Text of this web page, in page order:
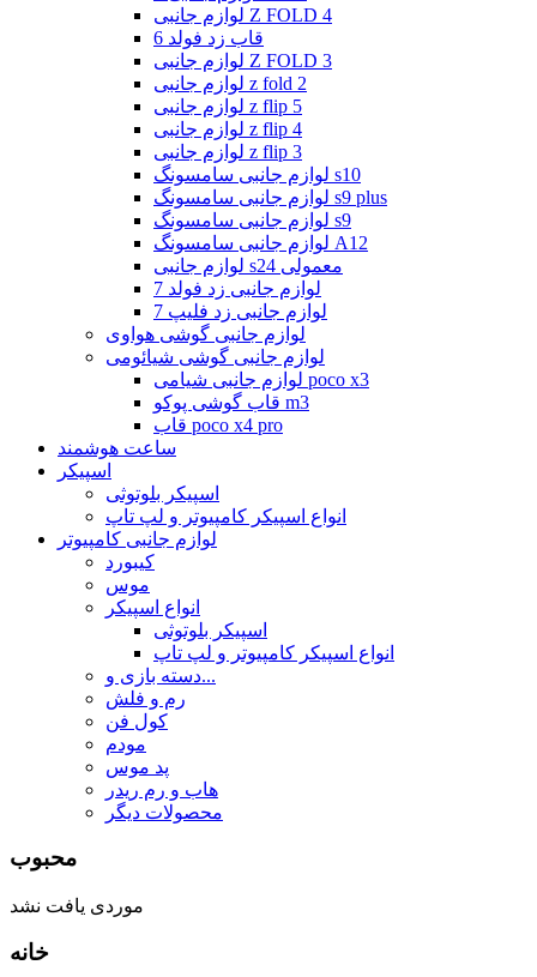
لوازم جانبی Z FOLD 4
قاب زد فولد 6
لوازم جانبی Z FOLD 3
لوازم جانبی z fold 2
لوازم جانبی z flip 5
لوازم جانبی z flip 4
لوازم جانبی z flip 3
لوازم جانبی سامسونگ s10
لوازم جانبی سامسونگ s9 plus
لوازم جانبی سامسونگ s9
لوازم جانبی سامسونگ A12
لوازم جانبی s24 معمولی
لوازم جانبی زد فولد 7
لوازم جانبی زد فلیپ 7
لوازم جانبی گوشی هواوی
لوازم جانبی گوشی شیائومی
لوازم جانبی شیامی poco x3
قاب گوشی پوکو m3
قاب poco x4 pro
ساعت هوشمند
اسپیکر
اسپیکر بلوتوثی
انواع اسپیکر کامپیوتر و لپ تاپ
لوازم جانبی کامپیوتر
کیبورد
موس
انواع اسپیکر
اسپیکر بلوتوثی
انواع اسپیکر کامپیوتر و لپ تاپ
دسته بازی و...
رم و فلش
کول فن
مودم
پد موس
هاب و رم ریدر
محصولات دیگر
محبوب
موردی یافت نشد
خانه